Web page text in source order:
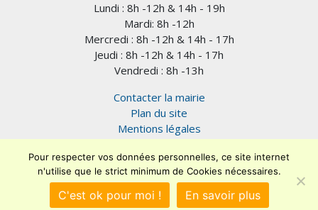
Lundi : 8h -12h & 14h - 19h
Mardi: 8h -12h
Mercredi : 8h -12h & 14h - 17h
Jeudi : 8h -12h & 14h - 17h
Vendredi : 8h -13h
Contacter la mairie
Plan du site
Mentions légales
Accessibilité (en cours)
Encore un site Commu'net !
Pour respecter vos données personnelles, ce site internet
n'utilise que le strict minimum de Cookies nécessaires.
C'est ok pour moi ! En savoir plus